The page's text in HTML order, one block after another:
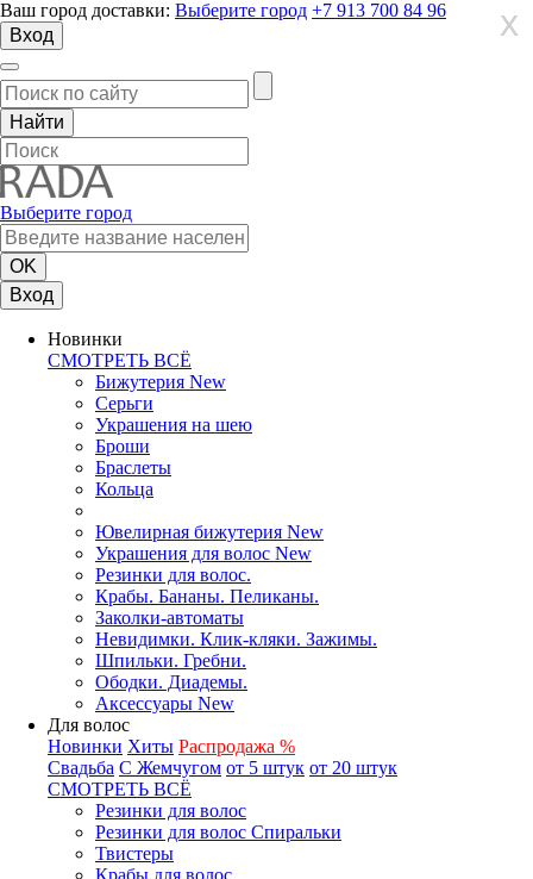
Ваш город доставки: Выберите город +7 913 700 84 96
Вход
Выберите город
Вход
Новинки
СМОТРЕТЬ ВСЁ
Бижутерия New
Серьги
Украшения на шею
Броши
Браслеты
Кольца
Ювелирная бижутерия New
Украшения для волос New
Резинки для волос.
Крабы. Бананы. Пеликаны.
Заколки-автоматы
Невидимки. Клик-кляки. Зажимы.
Шпильки. Гребни.
Ободки. Диадемы.
Аксессуары New
Для волос
Новинки Хиты Распродажа %
Свадьба С Жемчугом от 5 штук от 20 штук
СМОТРЕТЬ ВСЁ
Резинки для волос
Резинки для волос Спиральки
Твистеры
Крабы для волос
X
X
X